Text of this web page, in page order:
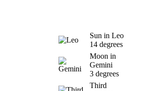
Sun in Leo
14 degrees
Moon in
Gemini
3 degrees
Third